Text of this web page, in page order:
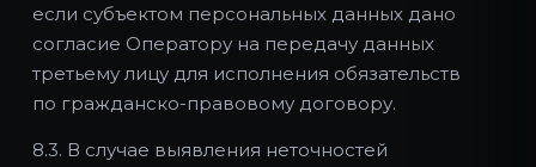
если субъектом персональных данных дано
согласие Оператору на передачу данных
третьему лицу для исполнения обязательств
по гражданско-правовому договору.
8.3. В случае выявления неточностей